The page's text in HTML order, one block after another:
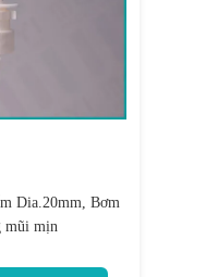
Dia.20mm, Bơm
mũi mịn